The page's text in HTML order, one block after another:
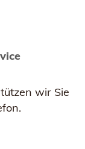
wir Sie